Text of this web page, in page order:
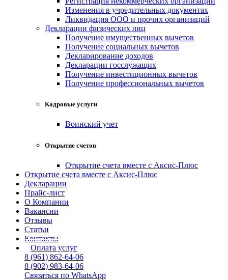
Изменения в учредительных документах
Ликвидация ООО и прочих организаций
Декларации физических лиц
Получение имущественных вычетов
Получение социальных вычетов
Декларирование доходов
Декларации госслужащих
Получение инвестиционных вычетов
Получение профессиональных вычетов
Кадровые услуги
Воинский учет
Открытие счетов
Открытие счета вместе с Аксис-Плюс
Открытие счета вместе с Аксис-Плюс
Декларации
Прайс-лист
О Компании
Вакансии
Отзывы
Статьи
Контакты
Оплата услуг
8 (961) 862-64-06
8 (902) 983-64-06
Связаться по WhatsApp